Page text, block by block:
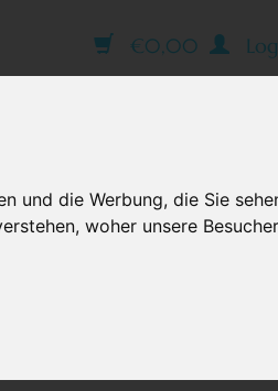
und die Werbung, die Sie
woher unsere Besucher
€0,00